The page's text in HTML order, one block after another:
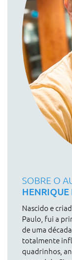
SOBRE O
HENRIQUE
Nascido e
Paulo, fui a
de uma
totalmente
quadrinhos,